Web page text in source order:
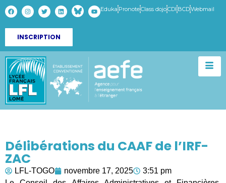
Eduka PronoteClass dojoCDI BCDWebmail
INSCRIPTION
Délibérations du CAAF de l’IRF-
ZAC
LFL-TOGO novembre 17, 2025
3:51 pm